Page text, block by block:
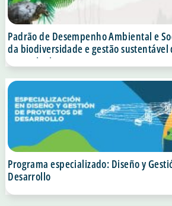
Padrão de Desempenho Ambiental e
da biodiversidade e gestão sustentável
naturais vivos
Programa especializado: Diseño y
Desarrollo